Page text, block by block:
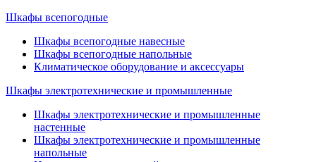
Шкафы всепогодные
Шкафы всепогодные навесные
Шкафы всепогодные напольные
Климатическое оборудование и аксессуары
Шкафы электротехнические и промышленные
Шкафы электротехнические и промышленные
настенные
Шкафы электротехнические и промышленные
напольные